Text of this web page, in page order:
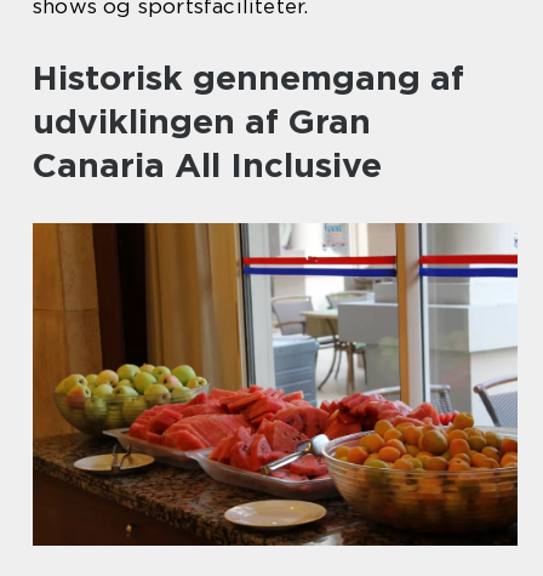
shows og sportsfaciliteter.
Historisk gennemgang af
udviklingen af Gran
Canaria All Inclusive